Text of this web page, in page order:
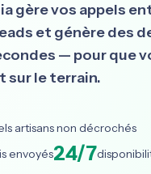
gère vos appels
et génère des
— pour que
sur le terrain.
artisans non décrochés
envoyés24/7